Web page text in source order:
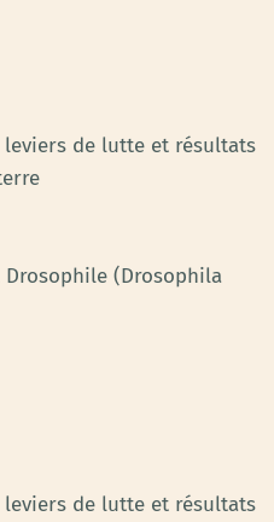
leviers de lutte et résultats
Drosophile (Drosophila
leviers de lutte et résultats